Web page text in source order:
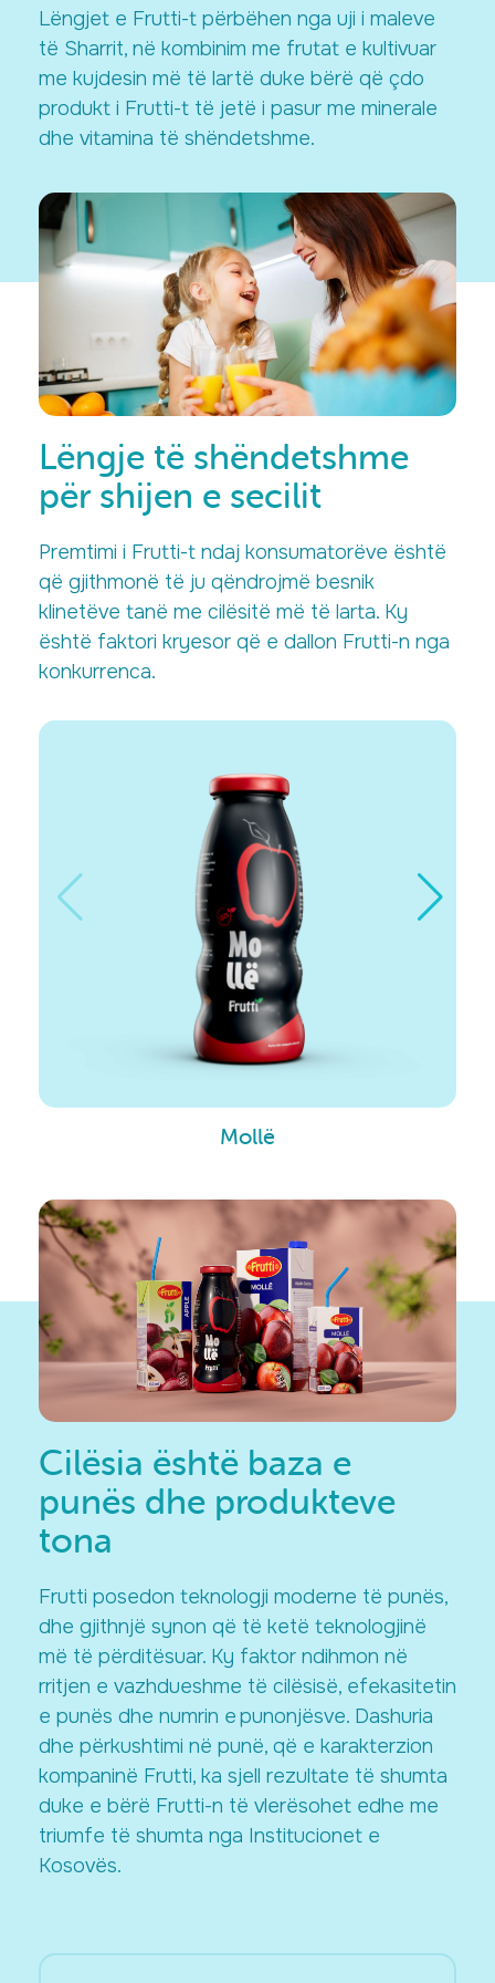
Lëngjet e Frutti-t përbëhen nga uji i maleve
të Sharrit, në kombinim me frutat e kultivuar
me kujdesin më të lartë duke bërë që çdo
produkt i Frutti-t të jetë i pasur me minerale
dhe vitamina të shëndetshme.
Lëngje të shëndetshme
për shijen e secilit
Premtimi i Frutti-t ndaj konsumatorëve është
që gjithmonë të ju qëndrojmë besnik
klinetëve tanë me cilësitë më të larta. Ky
është faktori kryesor që e dallon Frutti-n nga
konkurrenca.
Mollë
Cilësia është baza e
punës dhe produkteve
tona
Frutti posedon teknologji moderne të punës,
dhe gjithnjë synon që të ketë teknologjinë
më të përditësuar. Ky faktor ndihmon në
rritjen e vazhdueshme të cilësisë, efekasitetin
e punës dhe numrin e punonjësve. Dashuria
dhe përkushtimi në punë, që e karakterzion
kompaninë Frutti, ka sjell rezultate të shumta
duke e bërë Frutti-n të vlerësohet edhe me
triumfe të shumta nga Institucionet e
Kosovës.